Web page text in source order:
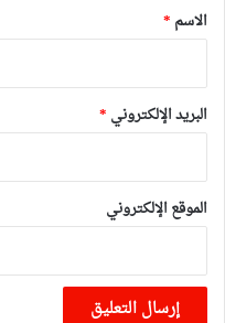
*
الاسم *
البريد الإلكتروني *
الموقع الإلكتروني